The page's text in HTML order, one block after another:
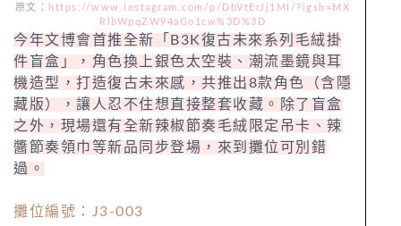
原文：
https://www.instagram.com/p/DbVtErJj1MI/?igsh=MX
RlbWpqZW94aGo1cw%3D%3D
今年文博會首推全新「B3K復古未來系列毛絨掛
件盲盒」，角色換上銀色太空裝、潮流墨鏡與耳
機造型，打造復古未來感，共推出8款角色（含隱
藏版），讓人忍不住想直接整套收藏。除了盲盒
之外，現場還有全新辣椒節奏毛絨限定吊卡、辣
醬節奏領巾等新品同步登場，來到攤位可別錯
過。
攤位編號：J3-003